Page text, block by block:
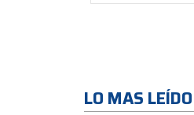
LO MAS LEÍDO